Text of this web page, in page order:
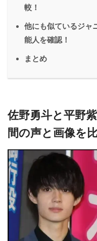
較！
他にも似ているジャ
能人を確認！
まとめ
佐野勇斗と平野
間の声と画像を比